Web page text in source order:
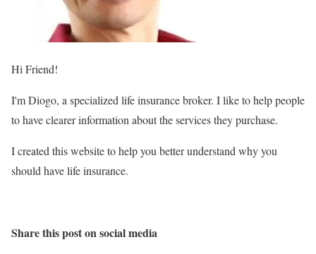
Hi Friend!
I'm Diogo, a specialized life insurance broker. I like to help people
to have clearer information about the services they purchase.
I created this website to help you better understand why you
should have life insurance.
Share this post on social media